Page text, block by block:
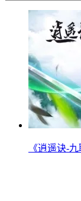
《逍遥诀-